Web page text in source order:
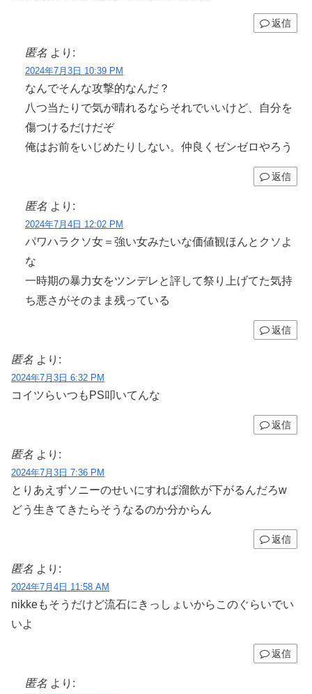
返信
匿名 より:
2024年7月3日 10:39 PM
なんでそんな攻撃的なんだ？
八つ当たりで気が晴れるならそれでいいけど、自分を
傷つけるだけだぞ
俺はお前をいじめたりしない。仲良くゼンゼロやろう
返信
匿名 より:
2024年7月4日 12:02 PM
パワハラクソ女＝強い女みたいな価値観ほんとクソよ
な
一時期の暴力女をツンデレと評して祭り上げてた気持
ち悪さがそのまま残っている
返信
匿名 より:
2024年7月3日 6:32 PM
コイツらいつもPS叩いてんな
返信
匿名 より:
2024年7月3日 7:36 PM
とりあえずソニーのせいにすれば溜飲が下がるんだろw
どう生きてきたらそうなるのか分からん
返信
匿名 より:
2024年7月4日 11:58 AM
nikkeもそうだけど流石にきっしょいからこのぐらいでい
いよ
返信
匿名 より: